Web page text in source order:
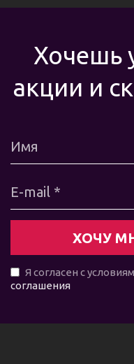
Хочешь
акции и
Я согласен с
соглашения